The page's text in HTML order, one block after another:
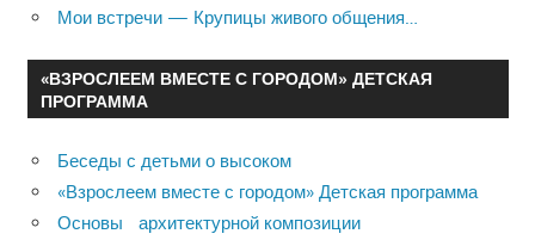
Мои встречи — Крупицы живого общения…
«ВЗРОСЛЕЕМ ВМЕСТЕ С ГОРОДОМ» ДЕТСКАЯ
ПРОГРАММА
Беседы с детьми о высоком
«Взрослеем вместе с городом» Детская программа
Основы архитектурной композиции